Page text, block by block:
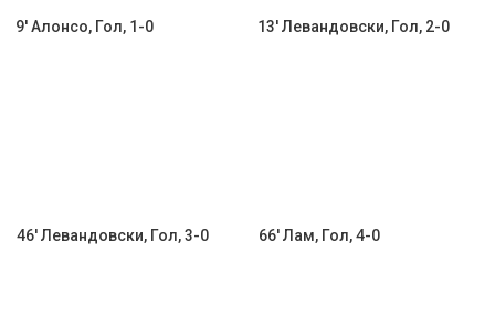
9' Алонсо, Гол, 1-0 13' Левандовски, Гол, 2-0
46' Левандовски, Гол, 3-0 66' Лам, Гол, 4-0